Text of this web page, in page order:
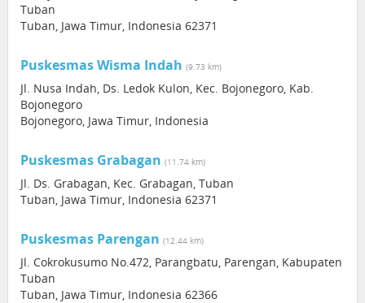
Tuban
Tuban, Jawa Timur, Indonesia 62371
Puskesmas Wisma Indah (9.73 km)
Jl. Nusa Indah, Ds. Ledok Kulon, Kec. Bojonegoro, Kab.
Bojonegoro
Bojonegoro, Jawa Timur, Indonesia
Puskesmas Grabagan (11.74 km)
Jl. Ds. Grabagan, Kec. Grabagan, Tuban
Tuban, Jawa Timur, Indonesia 62371
Puskesmas Parengan (12.44 km)
Jl. Cokrokusumo No.472, Parangbatu, Parengan, Kabupaten
Tuban
Tuban, Jawa Timur, Indonesia 62366